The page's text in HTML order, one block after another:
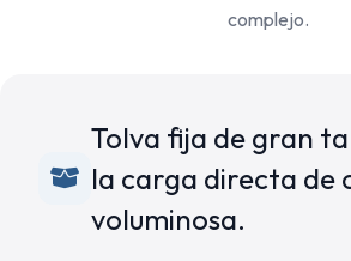
complejo.
Tolva fija de gran
la carga directa de
voluminosa.